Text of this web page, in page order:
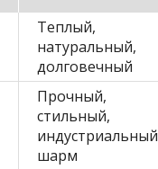
Теплый,
натуральный,
долговечный
Прочный,
стильный,
индустриальный
шарм